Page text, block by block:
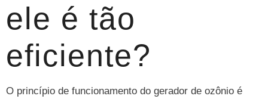
ele é tão
eficiente?
O princípio de funcionamento do gerador de ozônio é